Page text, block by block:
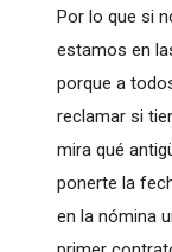
Por lo que si
estamos en
porque a
reclamar si
mira qué
ponerte la
en la nómina